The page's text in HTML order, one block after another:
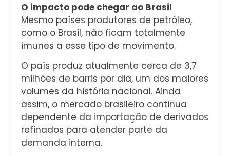
O impacto pode chegar ao Brasil
Mesmo países produtores de petróleo,
como o Brasil, não ficam totalmente
imunes a esse tipo de movimento.
O país produz atualmente cerca de 3,7
milhões de barris por dia, um dos maiores
volumes da história nacional. Ainda
assim, o mercado brasileiro continua
dependente da importação de derivados
refinados para atender parte da
demanda interna.